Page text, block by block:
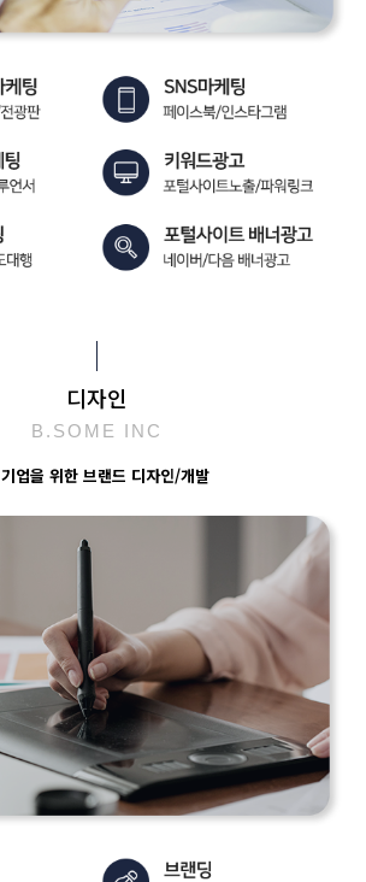
디자인
B.SOME INC
기업을 위한 브랜드 디자인/개발